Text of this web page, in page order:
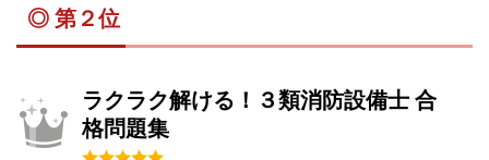
◎ 第２位
ラクラク解ける！３類消防設備士 合
格問題集